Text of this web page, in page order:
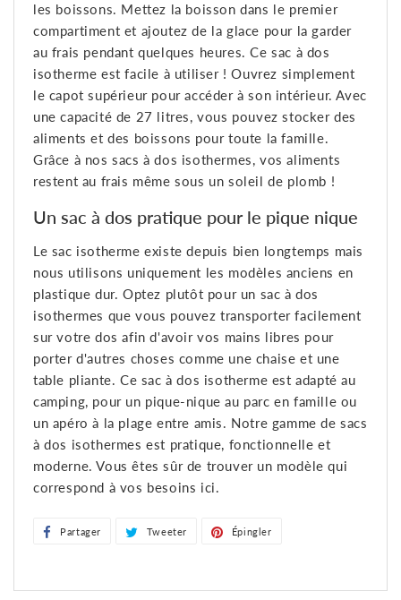
les boissons. Mettez la boisson dans le premier
compartiment et ajoutez de la glace pour la garder
au frais pendant quelques heures. Ce sac à dos
isotherme est facile à utiliser ! Ouvrez simplement
le capot supérieur pour accéder à son intérieur. Avec
une capacité de 27 litres, vous pouvez stocker des
aliments et des boissons pour toute la famille.
Grâce à nos sacs à dos isothermes, vos aliments
restent au frais même sous un soleil de plomb !
Un sac à dos pratique pour le pique nique
Le sac isotherme existe depuis bien longtemps mais
nous utilisons uniquement les modèles anciens en
plastique dur. Optez plutôt pour un sac à dos
isothermes que vous pouvez transporter facilement
sur votre dos afin d'avoir vos mains libres pour
porter d'autres choses comme une chaise et une
table pliante. Ce sac à dos isotherme est adapté au
camping, pour un pique-nique au parc en famille ou
un apéro à la plage entre amis. Notre gamme de sacs
à dos isothermes est pratique, fonctionnelle et
moderne. Vous êtes sûr de trouver un modèle qui
correspond à vos besoins ici.
Partager PartagerTweeter TweeterÉpingler